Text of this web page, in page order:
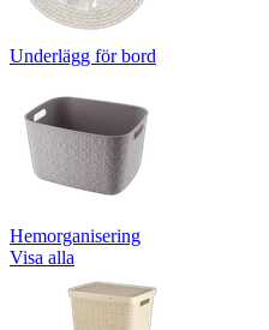
Underlägg för bord
Hemorganisering
Visa alla